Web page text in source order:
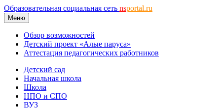
Образовательная социальная сеть nsportal.ru
Меню
Обзор возможностей
Детский проект «Алые паруса»
Аттестация педагогических работников
Детский сад
Начальная школа
Школа
НПО и СПО
ВУЗ